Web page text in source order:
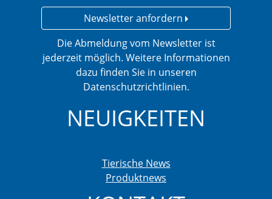
Newsletter anfordern
Die Abmeldung vom Newsletter ist
jederzeit möglich. Weitere Informationen
dazu finden Sie in unseren
Datenschutzrichtlinien.
NEUIGKEITEN
Tierische News
Produktnews